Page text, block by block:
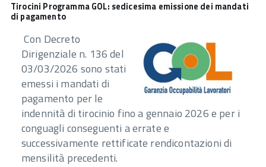
Tirocini Programma GOL: sedicesima emissione dei mandati
di pagamento
Con Decreto
Dirigenziale n. 136 del
03/03/2026 sono stati
emessi i mandati di
pagamento per le
indennità di tirocinio fino a gennaio 2026 e per i
conguagli conseguenti a errate e
successivamente rettificate rendicontazioni di
mensilità precedenti.